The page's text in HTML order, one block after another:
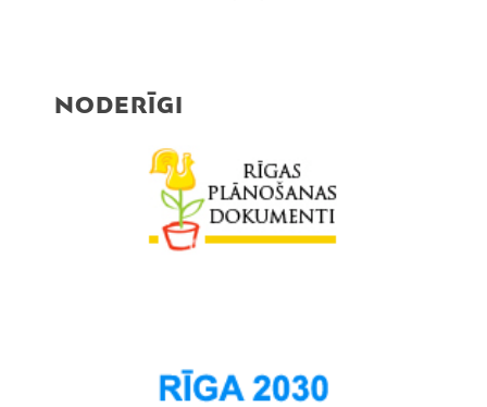
Rumbula
Sarkandaugava
NODERĪGI